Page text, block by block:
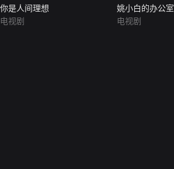
你是人间理想
电视剧
姚小白的办公室
电视剧